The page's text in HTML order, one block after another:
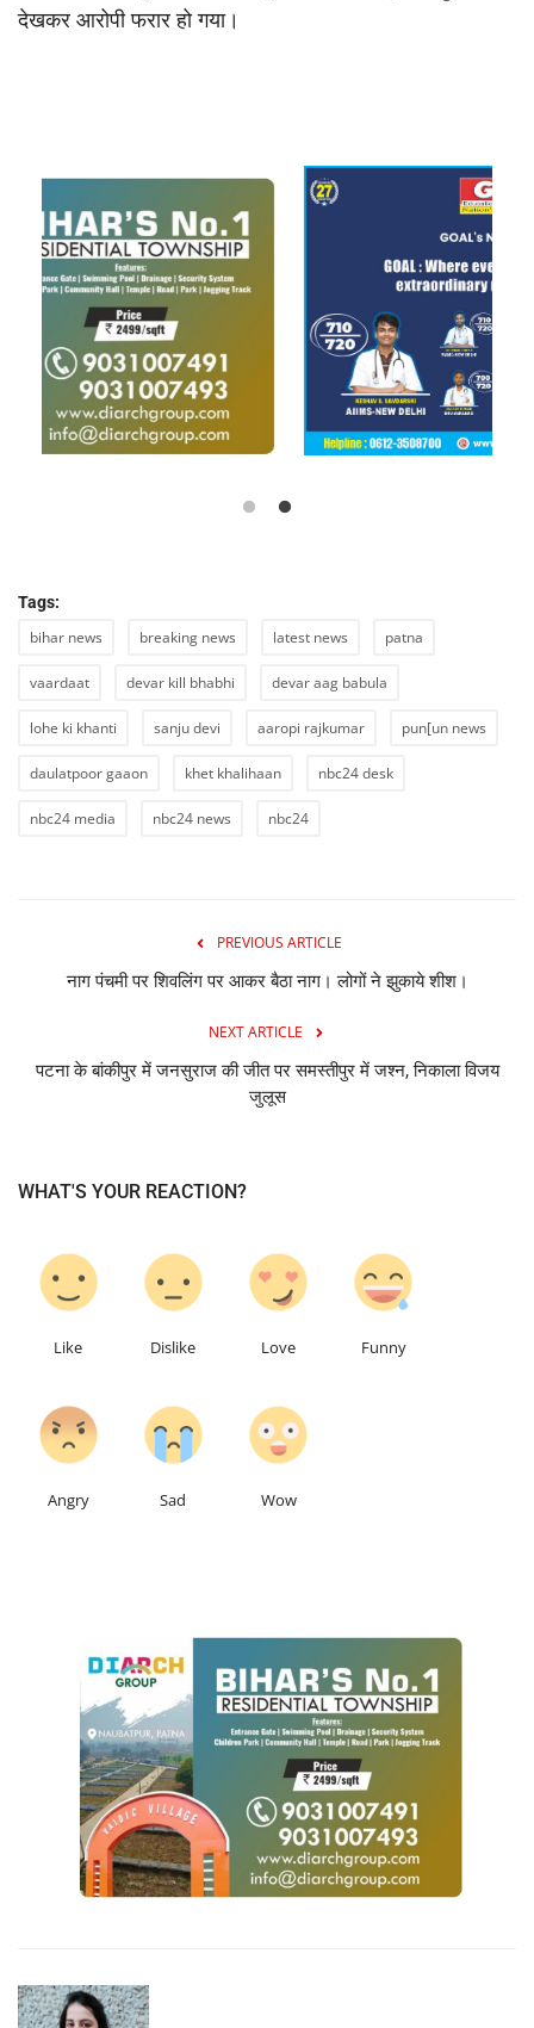
देखकर आरोपी फरार हो गया।
Tags:
bihar news breaking news latest news patna
vaardaat devar kill bhabhi devar aag babula
lohe ki khanti sanju devi aaropi rajkumar pun[un news
daulatpoor gaaon khet khalihaan nbc24 desk
nbc24 media nbc24 news nbc24
PREVIOUS ARTICLE
नाग पंचमी पर शिवलिंग पर आकर बैठा नाग। लोगों ने झुकाये शीश।
NEXT ARTICLE
पटना के बांकीपुर में जनसुराज की जीत पर समस्तीपुर में जश्न, निकाला विजय
जुलूस
WHAT'S YOUR REACTION?
Like Dislike Love Funny
Angry Sad Wow